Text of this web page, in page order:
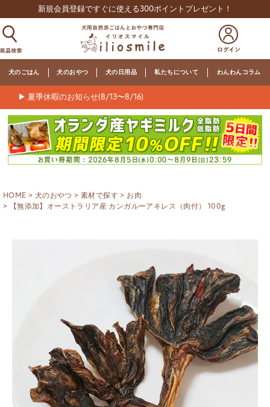
新規会員登録ですぐに使える300ポイントプレゼント！
犬のごはん 犬のおやつ 犬の日用品 私たちについて わんわんコラム
▶ 夏季休暇のお知らせ(8/13〜8/16)
HOME 犬のおやつ 素材で探す
お肉
【無添加】オーストラリア産 カンガルーアキレス（肉付） 100g